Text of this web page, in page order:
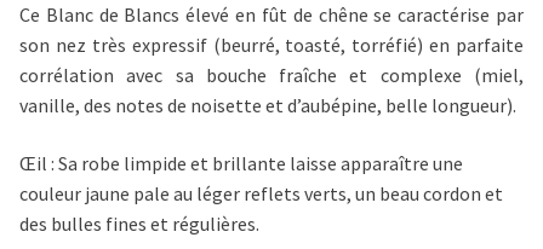
Ce Blanc de Blancs élevé en fût de chêne se caractérise par
son nez très expressif (beurré, toasté, torréfié) en parfaite
corrélation avec sa bouche fraîche et complexe (miel,
vanille, des notes de noisette et d’aubépine, belle longueur).
Œil : Sa robe limpide et brillante laisse apparaître une
couleur jaune pale au léger reflets verts, un beau cordon et
des bulles fines et régulières.